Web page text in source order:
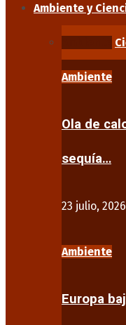
Ambiente y
Ambiente
Ola de
sequía…
23 julio, 2026
Ambiente
Europa